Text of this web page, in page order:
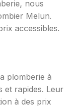
nous
Melun.
accessibles.
plomberie à
et rapides. Leur
à des prix